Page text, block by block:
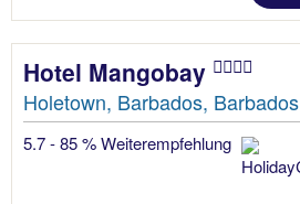
Hotel Mangobay
Holetown, Barbados, Barbados
5.7 - 85 % Weiterempfehlung